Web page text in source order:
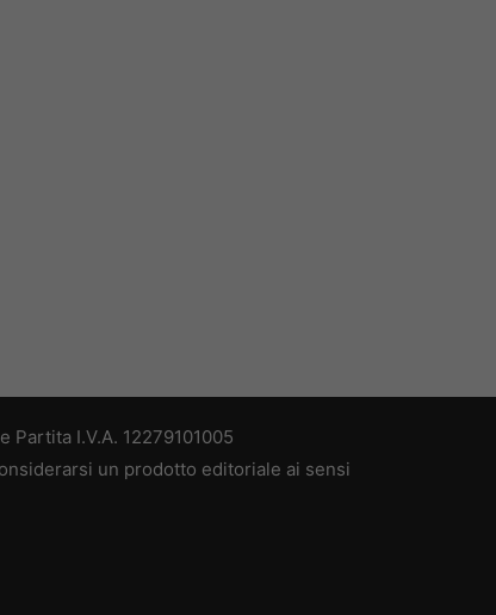
Partita I.V.A. 12279101005
un prodotto editoriale ai sensi